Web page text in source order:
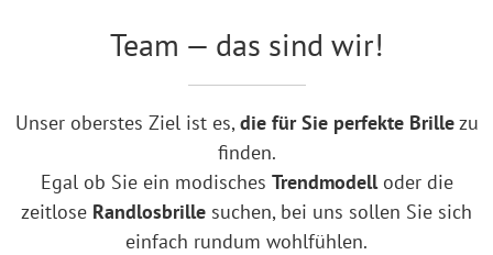
Team — das sind wir!
Unser oberstes Ziel ist es,die für Sie perfekte Brillezu
finden.
Egal ob Sie ein modisches Trendmodelloder die
zeitlose Randlosbrille suchen, bei uns sollen Sie sich
einfach rundum wohlfühlen.